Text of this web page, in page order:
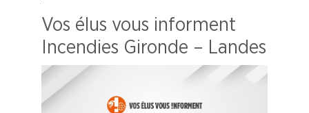
Vos élus vous informent
Incendies Gironde – Landes